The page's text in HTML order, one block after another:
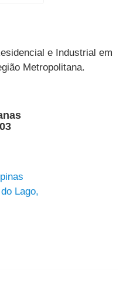
e Industrial em
Metropolitana.
Lago,